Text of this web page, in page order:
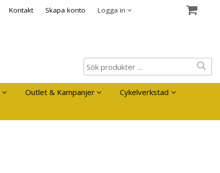
Kontakt Skapa konto Logga in
Outlet & Kampanjer
Cykelverkstad